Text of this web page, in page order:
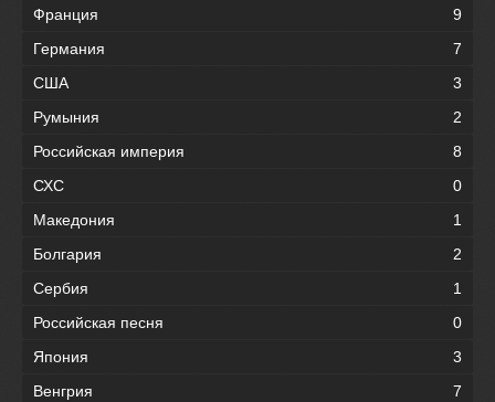
Франция
9
Германия
7
США
3
Румыния
2
Российская империя
8
СХС
0
Македония
1
Болгария
2
Сербия
1
Российская песня
0
Япония
3
Венгрия
7